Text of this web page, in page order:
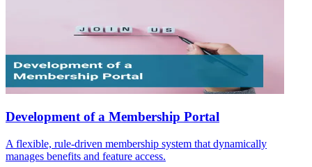
Development of a Membership Portal
A flexible, rule-driven membership system that dynamically
manages benefits and feature access.